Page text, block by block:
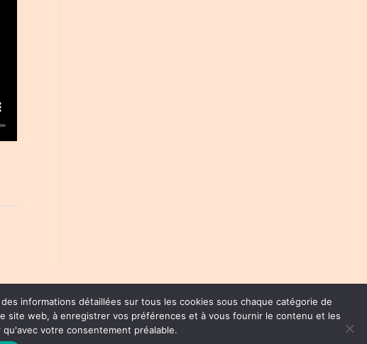
Joli | 周易
informations détaillées sur tous les cookies sous chaque catégorie de
site web, à enregistrer vos préférences et à vous fournir le contenu et les
votre consentement préalable.